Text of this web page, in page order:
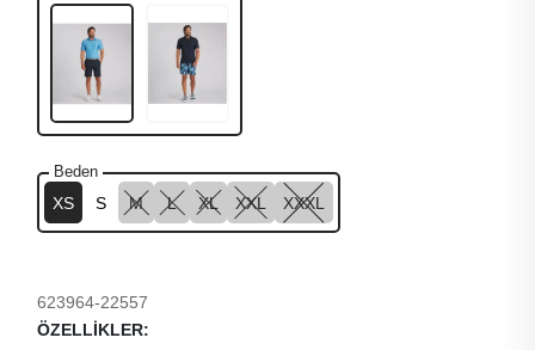
Beden
XS S M L XL XXL XXXL
623964-22557
ÖZELLİKLER: